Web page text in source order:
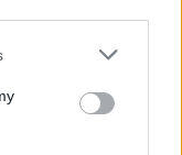
or more Google
You may click to
party tags to
in below Google